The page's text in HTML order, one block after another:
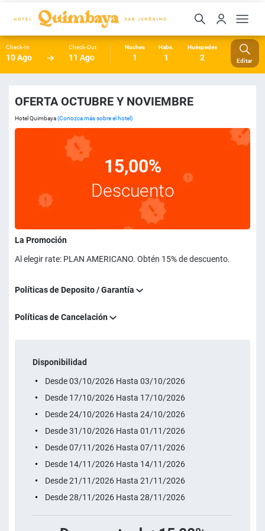
Check-In
10 Ago
Check-Out
11 Ago
Noches
1
Habs.
1
Huéspedes
2 Editar
OFERTA OCTUBRE Y NOVIEMBRE
Hotel Quimbaya(Conozca más sobre el hotel)
15,00%
Descuento
La Promoción
Al elegir rate: PLAN AMERICANO. Obtén 15% de descuento.
Políticas de Deposito / Garantía
Políticas de Cancelación
Disponibilidad
Desde 03/10/2026 Hasta 03/10/2026
Desde 17/10/2026 Hasta 17/10/2026
Desde 24/10/2026 Hasta 24/10/2026
Desde 31/10/2026 Hasta 01/11/2026
Desde 07/11/2026 Hasta 07/11/2026
Desde 14/11/2026 Hasta 14/11/2026
Desde 21/11/2026 Hasta 21/11/2026
Desde 28/11/2026 Hasta 28/11/2026